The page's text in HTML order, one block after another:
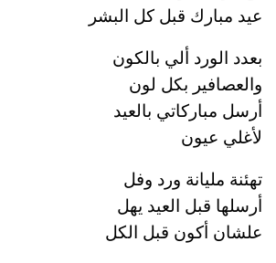
عيد مبارك قبل كل البشر
بعدد الورد ألي بالكون
والعصافير بكل لون
أرسل مباركاتي بالعيد
لأغلي عيون
تهئنة مليانة ورد وفل
أرسلها قبل العيد يهل
علشان أكون قبل الكل